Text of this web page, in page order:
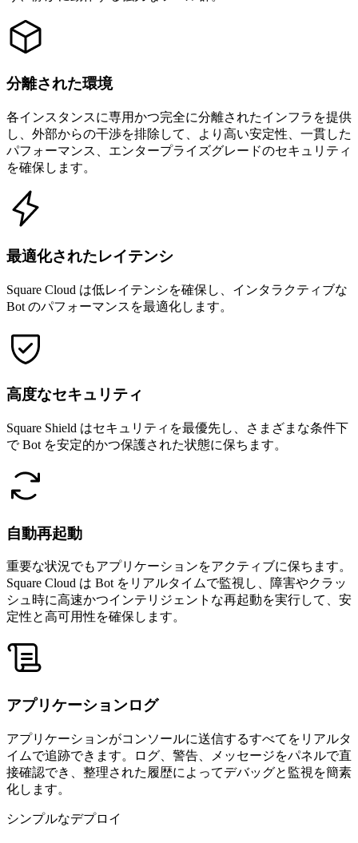
分離された環境
各インスタンスに専用かつ完全に分離されたインフラを提供
し、外部からの干渉を排除して、より高い安定性、一貫した
パフォーマンス、エンタープライズグレードのセキュリティ
を確保します。
最適化されたレイテンシ
Square Cloud は低レイテンシを確保し、インタラクティブな
Bot のパフォーマンスを最適化します。
高度なセキュリティ
Square Shield はセキュリティを最優先し、さまざまな条件下
で Bot を安定的かつ保護された状態に保ちます。
自動再起動
重要な状況でもアプリケーションをアクティブに保ちます。
Square Cloud は Bot をリアルタイムで監視し、障害やクラッ
シュ時に高速かつインテリジェントな再起動を実行して、安
定性と高可用性を確保します。
アプリケーションログ
アプリケーションがコンソールに送信するすべてをリアルタ
イムで追跡できます。ログ、警告、メッセージをパネルで直
接確認でき、整理された履歴によってデバッグと監視を簡素
化します。
シンプルなデプロイ